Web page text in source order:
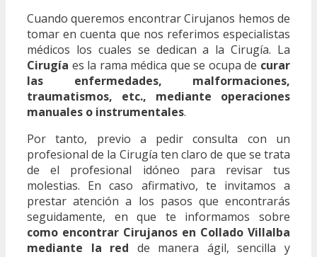
Cuando queremos encontrar Cirujanos hemos de
tomar en cuenta que nos referimos especialistas
médicos los cuales se dedican a la Cirugía. La
Cirugía es la rama médica que se ocupa de curar
las enfermedades, malformaciones,
traumatismos, etc., mediante operaciones
manuales o instrumentales.
Por tanto, previo a pedir consulta con un
profesional de la Cirugía ten claro de que se trata
de el profesional idóneo para revisar tus
molestias. En caso afirmativo, te invitamos a
prestar atención a los pasos que encontrarás
seguidamente, en que te informamos sobre
como encontrar Cirujanos en Collado Villalba
mediante la red de manera ágil, sencilla y